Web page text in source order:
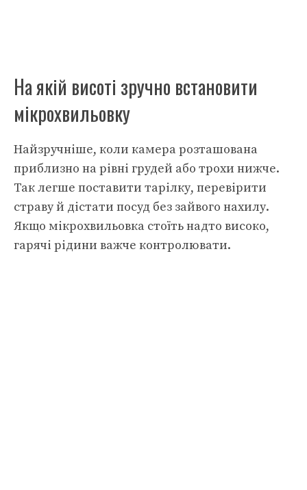
На якій висоті зручно встановити
мікрохвильовку
Найзручніше, коли камера розташована
приблизно на рівні грудей або трохи нижче.
Так легше поставити тарілку, перевірити
страву й дістати посуд без зайвого нахилу.
Якщо мікрохвильовка стоїть надто високо,
гарячі рідини важче контролювати.